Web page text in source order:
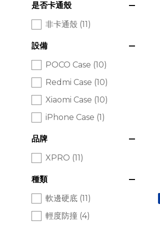
是否卡通殼
非卡通殼 (11)
設備
POCO Case (10)
Redmi Case (10)
Xiaomi Case (10)
iPhone Case (1)
品牌
XPRO (11)
種類
軟邊硬底 (11)
輕度防撞 (4)